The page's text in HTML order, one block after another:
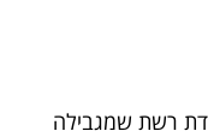
רשת שמגבילה